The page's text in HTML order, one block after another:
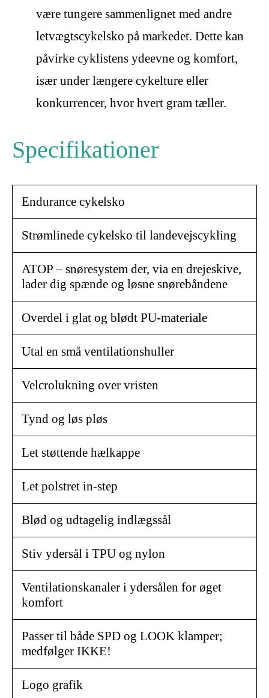
være tungere sammenlignet med andre
letvægtscykelsko på markedet. Dette kan
påvirke cyklistens ydeevne og komfort,
især under længere cykelture eller
konkurrencer, hvor hvert gram tæller.
Specifikationer
Endurance cykelsko
Strømlinede cykelsko til landevejscykling
ATOP – snøresystem der, via en drejeskive,
lader dig spænde og løsne snørebåndene
Overdel i glat og blødt PU-materiale
Utal en små ventilationshuller
Velcrolukning over vristen
Tynd og løs pløs
Let støttende hælkappe
Let polstret in-step
Blød og udtagelig indlægssål
Stiv ydersål i TPU og nylon
Ventilationskanaler i ydersålen for øget
komfort
Passer til både SPD og LOOK klamper;
medfølger IKKE!
Logo grafik